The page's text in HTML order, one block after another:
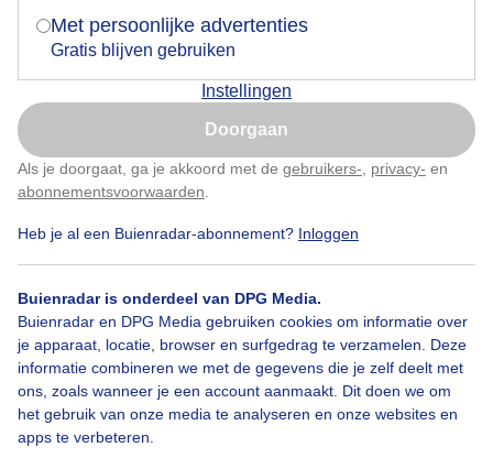
Met persoonlijke advertenties
Gratis blijven gebruiken
Instellingen
Doorgaan
Als je doorgaat, ga je akkoord met de gebruikers- privacy- en
abonnementsvoorwaarden
Heb je al een Buienradar-abonnement? Inloggen
Buienradar is onderdeel van DPG Media.
Buienradar en DPG Media gebruiken cookies om informatie over
je apparaat, locatie, browser en surfgedrag te verzamelen. Deze
informatie combineren we met de gegevens die je zelf deelt met
ons, zoals wanneer je een account aanmaakt. Dit doen we om
het gebruik van onze media te analyseren en onze websites en
apps te verbeteren.
Kats, Zeeland. 6.40 uur
Door: Geeske Harkema Gemaakt: 09-06-2026, 147x bekeken
Zomer Zon Wolken
Bekijk slideshow
Nu niet, misschien later
Klik hierom dit aan te passen